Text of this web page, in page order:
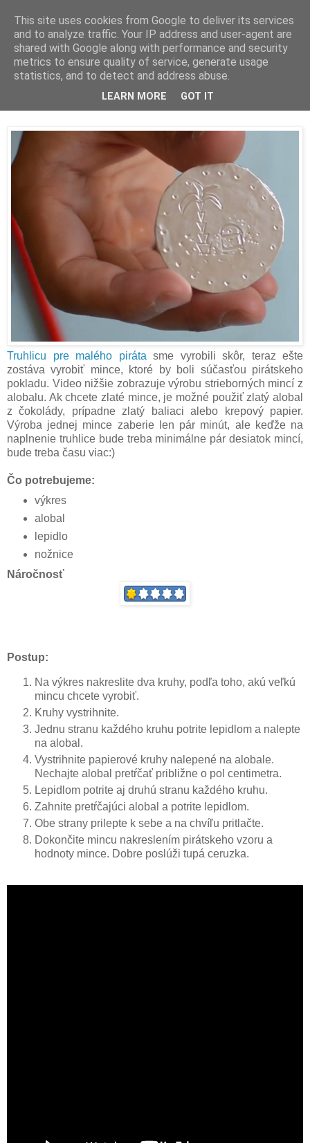
Pirátske mince z alobalu
Truhlicu pre malého pirátasme vyrobili skôr, teraz ešte
zostáva vyrobiť mince, ktoré by boli súčasťou pirátskeho
pokladu. Video nižšie zobrazuje výrobu strieborných mincí z
alobalu. Ak chcete zlaté mince, je možné použiť zlatý alobal
z čokolády, prípadne zlatý baliaci alebo krepový papier.
Výroba jednej mince zaberie len pár minút, ale keďže na
naplnenie truhlice bude treba minimálne pár desiatok mincí,
bude treba času viac:)
Čo potrebujeme:
výkres
alobal
lepidlo
nožnice
Náročnosť
Postup:
Na výkres nakreslite dva kruhy, podľa toho, akú veľkú
mincu chcete vyrobiť.
Kruhy vystrihnite.
Jednu stranu každého kruhu potrite lepidlom a nalepte
na alobal.
Vystrihnite papierové kruhy nalepené na alobale.
Nechajte alobal pretŕčať približne o pol centimetra.
Lepidlom potrite aj druhú stranu každého kruhu.
Zahnite pretŕčajúci alobal a potrite lepidlom.
Obe strany prilepte k sebe a na chvíľu pritlačte.
Dokončite mincu nakreslením pirátskeho vzoru a
hodnoty mince. Dobre poslúži tupá ceruzka.
This site uses cookies from Google to deliver its services
and to analyze traffic. Your IP address and user-agent are
shared with Google along with performance and security
metrics to ensure quality of service, generate usage
statistics, and to detect and address abuse.
LEARN MORE GOT IT